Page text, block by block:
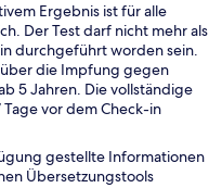
Ergebnis ist für alle
Der Test darf nicht mehr als
durchgeführt worden sein.
die Impfung gegen
5 Jahren. Die vollständige
vor dem Check-in
gestellte Informationen
Übersetzungstools